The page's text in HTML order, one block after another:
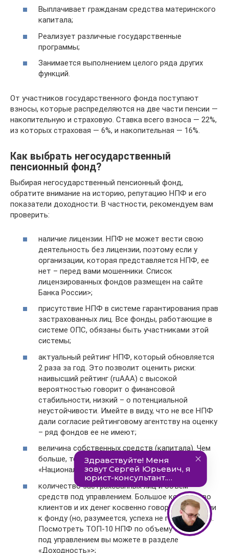
Выплачивает гражданам средства материнского
капитала;
Реализует различные государственные
программы;
Занимается выполнением целого ряда других
функций.
От участников государственного фонда поступают
взносы, которые распределяются на две части пенсии —
накопительную и страховую. Ставка всего взноса — 22%,
из которых страховая — 6%, и накопительная — 16%.
Как выбрать негосударственный
пенсионный фонд?
Выбирая негосударственный пенсионный фонд,
обратите внимание на историю, репутацию НПФ и его
показатели доходности. В частности, рекомендуем вам
проверить:
наличие лицензии. НПФ не может вести свою
деятельность без лицензии, поэтому если у
организации, которая представляется НПФ, ее
нет – перед вами мошенники. Список
лицензированных фондов размещен на сайте
Банка России>;
присутствие НПФ в системе гарантирования прав
застрахованных лиц. Все фонды, работающие в
системе ОПС, обязаны быть участниками этой
системы;
актуальный рейтинг НПФ, который обновляется
2 раза за год. Это позволит оценить риски:
наивысший рейтинг (ruAAA) с высокой
вероятностью говорит о финансовой
стабильности, низкий – о потенциальной
неустойчивости. Имейте в виду, что не все НПФ
дали согласие рейтинговому агентству на оценку
– ряд фондов ее не имеют;
величина собственных средств (капитала). Чем
больше, тем лучше. Такой рэнкинг составляет
«Национальное рейтинговое агентство»>;
количество застрахованных лиц и объем
средств под управлением. Большое количество
клиентов и их денег косвенно говорит о доверии
к фонду (но, разумеется, успеха не гарантирует).
Посмотреть ТОП-10 НПФ по объему средств
под управлением вы можете в разделе
«Доходность»>;